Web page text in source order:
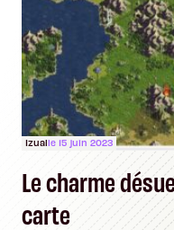
Izualle 15 juin 2023
Le charme
carte